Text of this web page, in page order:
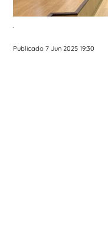
.
Publicado 7 Jun 2025 19:30